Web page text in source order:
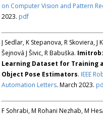
on Computer Vision and Pattern
2023. pdf
J Sedlar, K Stepanova, R Skoviera, J
Šejnová J Šivic, R Babuška.
Learning Dataset for Training
Object Pose Estimators. IEEE
Automation Letters. March 2023.
F Sohrabi, M Rohani Nezhab, M